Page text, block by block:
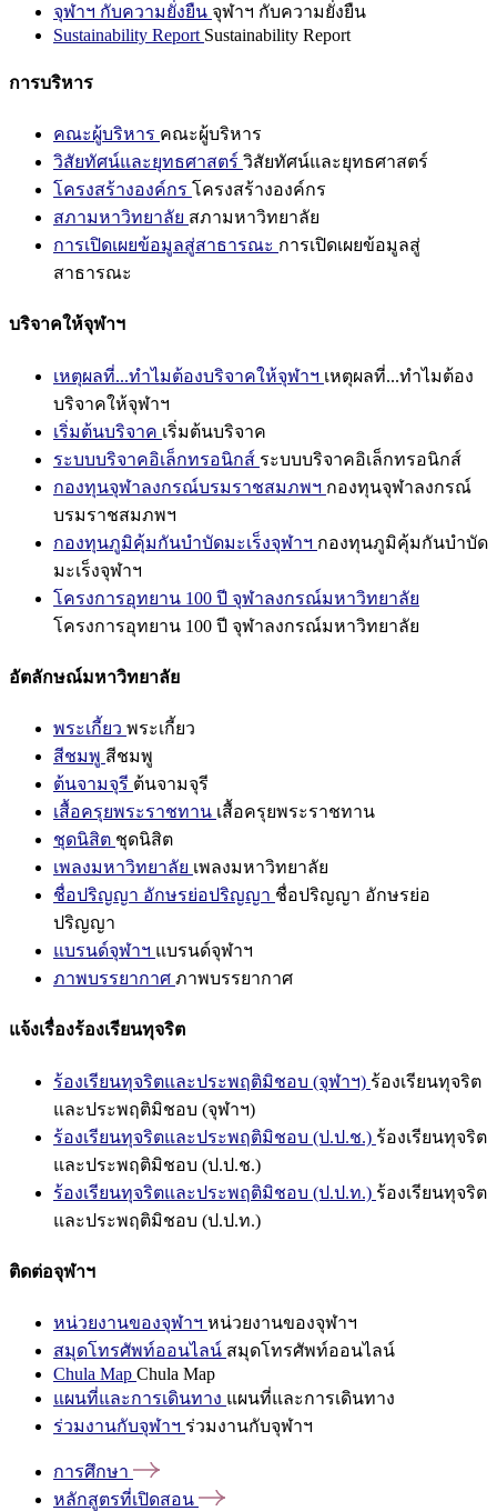
จุฬาฯ กับความยั่งยืน จุฬาฯ กับความยั่งยืน
Sustainability Report Sustainability Report
การบริหาร
คณะผู้บริหาร คณะผู้บริหาร
วิสัยทัศน์และยุทธศาสตร์ วิสัยทัศน์และยุทธศาสตร์
โครงสร้างองค์กร โครงสร้างองค์กร
สภามหาวิทยาลัย สภามหาวิทยาลัย
การเปิดเผยข้อมูลสู่สาธารณะ การเปิดเผยข้อมูลสู่
สาธารณะ
บริจาคให้จุฬาฯ
เหตุผลที่...ทำไมต้องบริจาคให้จุฬาฯ เหตุผลที่...ทำไมต้อง
บริจาคให้จุฬาฯ
เริ่มต้นบริจาค เริ่มต้นบริจาค
ระบบบริจาคอิเล็กทรอนิกส์ ระบบบริจาคอิเล็กทรอนิกส์
กองทุนจุฬาลงกรณ์บรมราชสมภพฯ กองทุนจุฬาลงกรณ์
บรมราชสมภพฯ
กองทุนภูมิคุ้มกันบำบัดมะเร็งจุฬาฯ กองทุนภูมิคุ้มกันบำบัด
มะเร็งจุฬาฯ
โครงการอุทยาน 100 ปี จุฬาลงกรณ์มหาวิทยาลัย
โครงการอุทยาน 100 ปี จุฬาลงกรณ์มหาวิทยาลัย
อัตลักษณ์มหาวิทยาลัย
พระเกี้ยว พระเกี้ยว
สีชมพู สีชมพู
ต้นจามจุรี ต้นจามจุรี
เสื้อครุยพระราชทาน เสื้อครุยพระราชทาน
ชุดนิสิต ชุดนิสิต
เพลงมหาวิทยาลัย เพลงมหาวิทยาลัย
ชื่อปริญญา อักษรย่อปริญญา ชื่อปริญญา อักษรย่อ
ปริญญา
แบรนด์จุฬาฯ แบรนด์จุฬาฯ
ภาพบรรยากาศ ภาพบรรยากาศ
แจ้งเรื่องร้องเรียนทุจริต
ร้องเรียนทุจริตและประพฤติมิชอบ (จุฬาฯ) ร้องเรียนทุจริต
และประพฤติมิชอบ (จุฬาฯ)
ร้องเรียนทุจริตและประพฤติมิชอบ (ป.ป.ช.) ร้องเรียนทุจริต
และประพฤติมิชอบ (ป.ป.ช.)
ร้องเรียนทุจริตและประพฤติมิชอบ (ป.ป.ท.) ร้องเรียนทุจริต
และประพฤติมิชอบ (ป.ป.ท.)
ติดต่อจุฬาฯ
หน่วยงานของจุฬาฯ หน่วยงานของจุฬาฯ
สมุดโทรศัพท์ออนไลน์ สมุดโทรศัพท์ออนไลน์
Chula Map Chula Map
แผนที่และการเดินทาง แผนที่และการเดินทาง
ร่วมงานกับจุฬาฯ ร่วมงานกับจุฬาฯ
การศึกษา
หลักสูตรที่เปิดสอน